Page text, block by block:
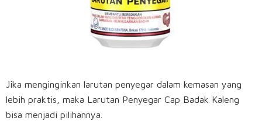
Jika menginginkan larutan penyegar dalam kemasan yang
lebih praktis, maka Larutan Penyegar Cap Badak Kaleng
bisa menjadi pilihannya.